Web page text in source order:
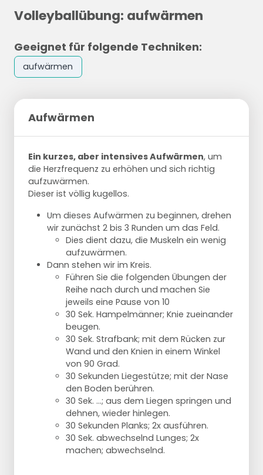
Volleyballübung: aufwärmen
Geeignet für folgende Techniken:
aufwärmen
Aufwärmen
Ein kurzes, aber intensives Aufwärmen, um
die Herzfrequenz zu erhöhen und sich richtig
aufzuwärmen.
Dieser ist völlig kugellos.
Um dieses Aufwärmen zu beginnen, drehen
wir zunächst 2 bis 3 Runden um das Feld.
Dies dient dazu, die Muskeln ein wenig
aufzuwärmen.
Dann stehen wir im Kreis.
Führen Sie die folgenden Übungen der
Reihe nach durch und machen Sie
jeweils eine Pause von 10
30 Sek. Hampelmänner; Knie zueinander
beugen.
30 Sek. Strafbank; mit dem Rücken zur
Wand und den Knien in einem Winkel
von 90 Grad.
30 Sekunden Liegestütze; mit der Nase
den Boden berühren.
30 Sek. ...; aus dem Liegen springen und
dehnen, wieder hinlegen.
30 Sekunden Planks; 2x ausführen.
30 Sek. abwechselnd Lunges; 2x
machen; abwechselnd.